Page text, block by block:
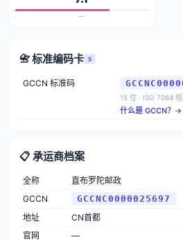
—
📇 标准编码卡 S
GCCN 标准码
15 位 · ISO 7064
什么是 GCCN？→
📋 承运商档案
全称
直布罗陀邮政
GCCN
GCCNC0000025697
地址
CN首都
官网
—